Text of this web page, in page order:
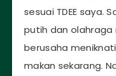
sesuai TDEE saya.
putih dan olahraga
berusaha
makan sekarang.